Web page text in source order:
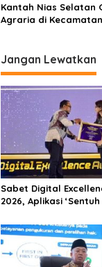
Kantah Nias Selatan
Agraria di
Jangan Lewatkan
Sabet Digital
2026, Aplikasi ‘Sentuh
App